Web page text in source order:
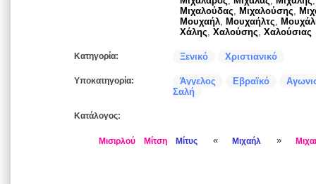
Μιχαλούδας, Μιχαλούσης,
Μουχαήλ, Μουχαήλτς,
Χάλης, Χαλούσης, Χαλούσιας
Κατηγορία: Ξενικό Χριστιανικό
Υποκατηγορία: Άγγελος Εβραϊκό
Σαλή
Κατάλογος:
Μισιρλού Μίτση Μίτυς « Μιχαήλ »